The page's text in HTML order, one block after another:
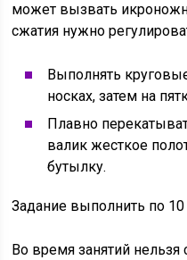
может вызвать
сжатия нужно
Выполнять
носках, затем на
Плавно
валик жесткое
бутылку.
Задание выполнить по 10
Во время занятий нельзя